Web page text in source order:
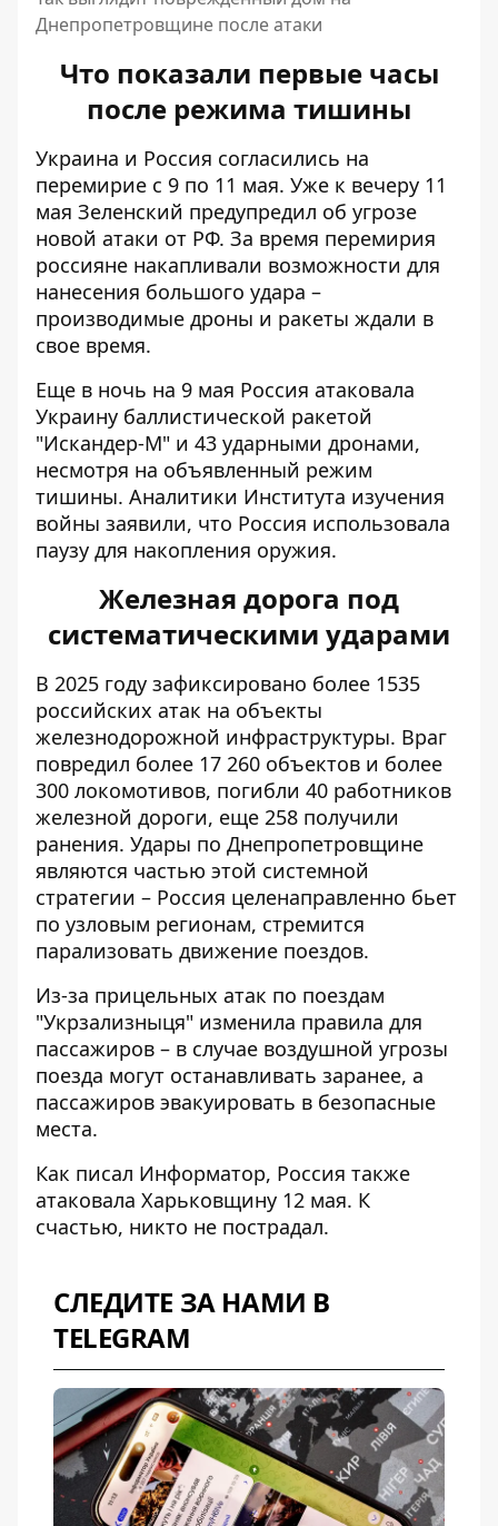
Днепропетровщине после атаки
Что показали первые часы
после режима тишины
Украина и Россия согласились на
перемирие с 9 по 11 мая. Уже к вечеру 11
мая Зеленский предупредил об угрозе
новой атаки от РФ. За время перемирия
россияне накапливали возможности для
нанесения большого удара –
производимые дроны и ракеты ждали в
свое время.
Еще в ночь на 9 мая Россия атаковала
Украину баллистической ракетой
"Искандер-М" и 43 ударными дронами,
несмотря на объявленный режим
тишины. Аналитики Института изучения
войны заявили, что Россия использовала
паузу для накопления оружия.
Железная дорога под
систематическими ударами
В 2025 году зафиксировано более 1535
российских атак на объекты
железнодорожной инфраструктуры. Враг
повредил более 17 260 объектов и более
300 локомотивов, погибли 40 работников
железной дороги, еще 258 получили
ранения. Удары по Днепропетровщине
являются частью этой системной
стратегии – Россия целенаправленно бьет
по узловым регионам, стремится
парализовать движение поездов.
Из-за прицельных атак по поездам
"Укрзализныця" изменила правила для
пассажиров – в случае воздушной угрозы
поезда могут останавливать заранее, а
пассажиров эвакуировать в безопасные
места.
Как писал Информатор, Россия также
атаковала Харьковщину 12 мая. К
счастью, никто не пострадал.
СЛЕДИТЕ ЗА НАМИ В
TELEGRAM